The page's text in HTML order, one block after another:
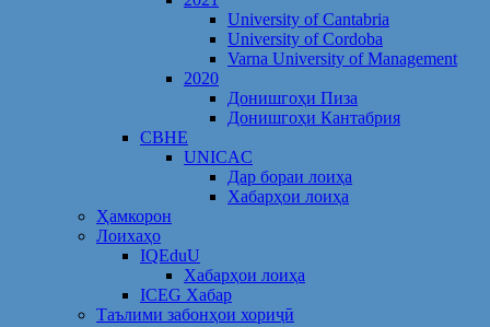
University of Cantabria
University of Cordoba
Varna University of Management
2020
Донишгоҳи Пиза
Донишгоҳи Кантабрия
CBHE
UNICAC
Дар бораи лоиҳа
Хабарҳои лоиҳа
Ҳамкорон
Лоихаҳо
IQEduU
Хабарҳои лоиҳа
ICEG Хабар
Таълими забонҳои хориҷӣ